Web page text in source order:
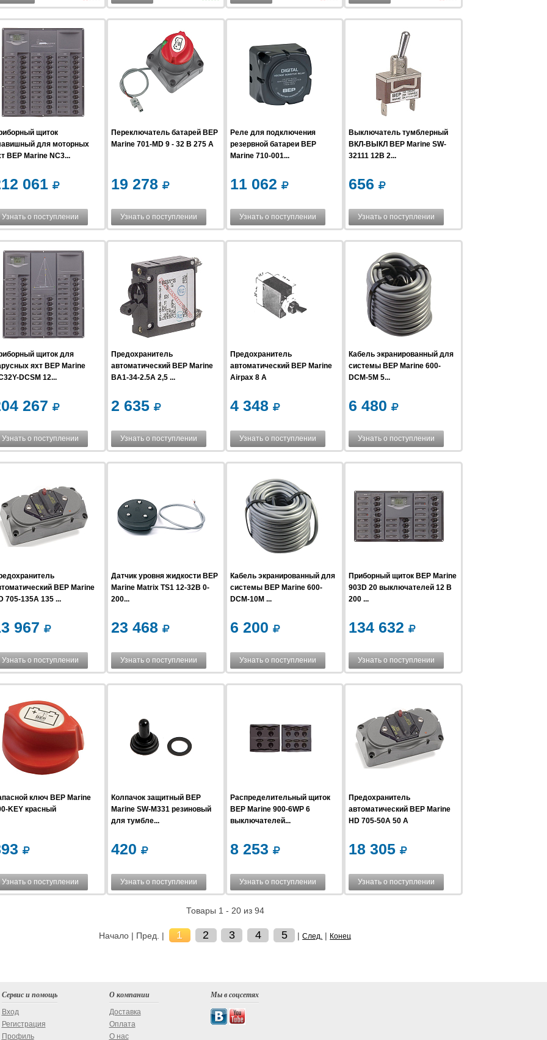
щиток
для моторных
BEP Marine NC3...
061
Узнать о поступлении
Переключатель батарей BEP
Marine 701-MD 9 - 32 В 275 А
19 278
Узнать о поступлении
Реле для подключения
резервной батареи BEP
Marine 710-001...
11 062
Узнать о поступлении
Выключатель тумблерный
ВКЛ-ВЫКЛ BEP Marine SW-
32111 12В 2...
656
Узнать о поступлении
щиток для
яхт BEP Marine
DCSM 12...
267
Узнать о поступлении
Предохранитель
автоматический BEP Marine
BA1-34-2.5A 2,5 ...
2 635
Узнать о поступлении
Предохранитель
автоматический BEP Marine
Airpax 8 А
4 348
Узнать о поступлении
Кабель экранированный для
системы BEP Marine 600-
DCM-5M 5...
6 480
Узнать о поступлении
BEP Marine
705-135A 135 ...
967
Узнать о поступлении
Датчик уровня жидкости BEP
Marine Matrix TS1 12-32В 0-
200...
23 468
Узнать о поступлении
Кабель экранированный для
системы BEP Marine 600-
DCM-10M ...
6 200
Узнать о поступлении
Приборный щиток BEP Marine
903D 20 выключателей 12 В
200 ...
134 632
Узнать о поступлении
ключ BEP Marine
KEY красный
Узнать о поступлении
Колпачок защитный BEP
Marine SW-M331 резиновый
для тумбле...
420
Узнать о поступлении
Распределительный щиток
BEP Marine 900-6WP 6
выключателей...
8 253
Узнать о поступлении
Предохранитель
автоматический BEP Marine
HD 705-50A 50 А
18 305
Узнать о поступлении
Товары 1 - 20 из 94
Начало | Пред. | 1 2 3 4 5 |След. | Конец
Сервис и помощь
Вход
Регистрация
Профиль
О компании
Доставка
Оплата
О нас
Мы в соцсетях